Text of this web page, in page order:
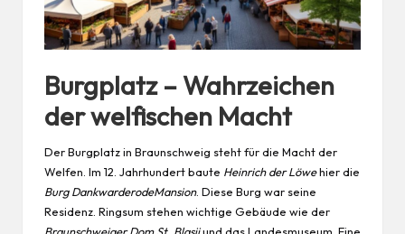
Burgplatz – Wahrzeichen
der welfischen Macht
Der Burgplatz in Braunschweig steht für die Macht der
Welfen. Im 12. Jahrhundert baute Heinrich derLöwehier die
Burg DankwarderodeMansion. Diese Burg war seine
Residenz. Ringsum stehen wichtige Gebäude wie der